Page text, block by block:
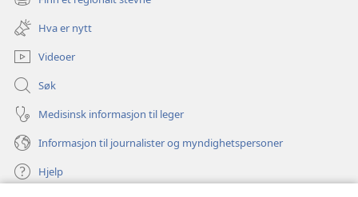
vindu)
(åpner
nytt
vindu)
Hva er nytt
Videoer
Søk
Medisinsk informasjon til leger
Informasjon til journalister og myndighetspersoner
Hjelp